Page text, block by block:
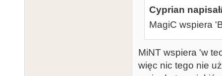
Cyprian
MagiC wspiera
MiNT wspiera 'w
więc nic tego nie